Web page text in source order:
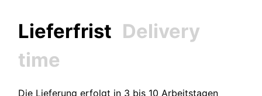
Lieferfrist Delivery
time
Die Lieferung erfolgt in 3 bis 10 Arbeitstagen